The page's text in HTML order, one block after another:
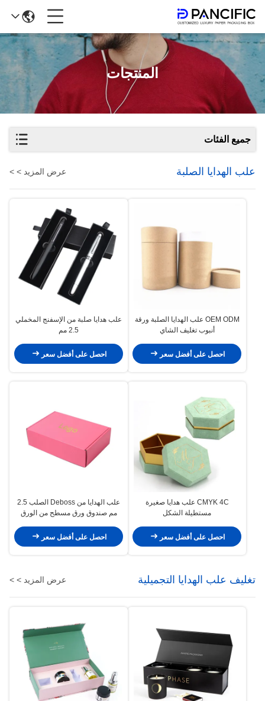
المنتجات
جميع الفئات
علب الهدايا الصلبة عرض المزيد > >
OEM ODM علب الهدايا الصلبة ورقة
أنبوب تغليف الشاي
احصل على أفضل سعر
علب هدايا صلبة من الإسفنج المخملي
2.5 مم
احصل على أفضل سعر
CMYK 4C علب هدايا صغيرة
مستطيلة الشكل
احصل على أفضل سعر
علب الهدايا من Deboss الصلب 2.5
مم صندوق ورق مسطح من الورق
احصل على أفضل سعر
تغليف علب الهدايا التجميلية عرض المزيد > >